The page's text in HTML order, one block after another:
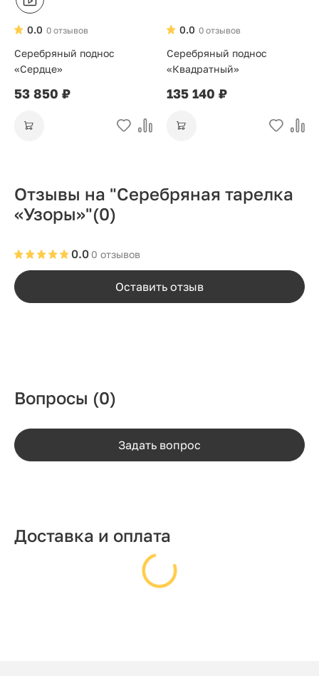
0 отзывов
0.0
Серебряный поднос
«Сердце»
53 850 ₽
0 отзывов
0.0
Серебряный поднос
«Квадратный»
135 140 ₽
Отзывы на "Серебряная тарелка
«Узоры»"(0)
0 отзывов
0.0
Оставить отзыв
Вопросы (0)
Задать вопрос
Доставка и оплата